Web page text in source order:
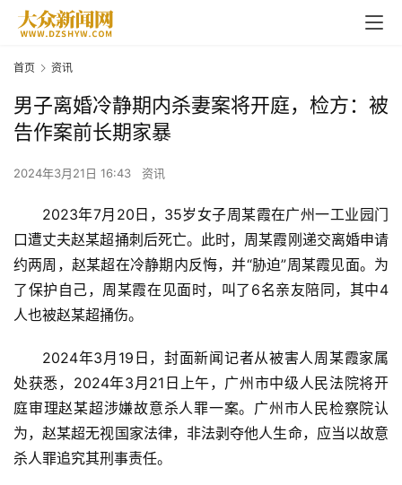
首页 资讯
男子离婚冷静期内杀妻案将开庭，检方：被
告作案前长期家暴
2024年3月21日 16:43 资讯
2023年7月20日，35岁女子周某霞在广州一工业园门
口遭丈夫赵某超捅刺后死亡。此时，周某霞刚递交离婚申请
约两周，赵某超在冷静期内反悔，并“胁迫”周某霞见面。为
了保护自己，周某霞在见面时，叫了6名亲友陪同，其中4
人也被赵某超捅伤。
2024年3月19日，封面新闻记者从被害人周某霞家属
处获悉，2024年3月21日上午，广州市中级人民法院将开
庭审理赵某超涉嫌故意杀人罪一案。广州市人民检察院认
为，赵某超无视国家法律，非法剥夺他人生命，应当以故意
杀人罪追究其刑事责任。